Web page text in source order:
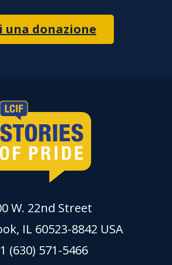
una donazione
W. 22nd Street
IL 60523-8842 USA
(630) 571-5466